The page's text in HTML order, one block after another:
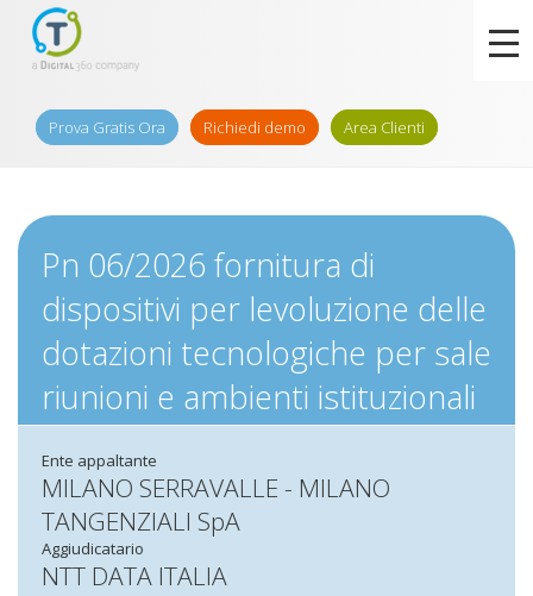
Prova Gratis Ora Richiedi demo Area Clienti
Pn 06/2026 fornitura di
dispositivi per levoluzione delle
dotazioni tecnologiche per sale
riunioni e ambienti istituzionali
Ente appaltante
MILANO SERRAVALLE - MILANO
TANGENZIALI SpA
Aggiudicatario
NTT DATA ITALIA